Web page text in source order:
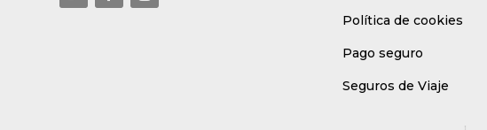
Política de cookies
Pago seguro
Seguros de Viaje